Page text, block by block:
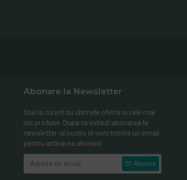
Abonare la Newsletter
Stai la curent cu ultimele oferte si cele mai
noi produse. Dupa ce initiezi abonarea la
newsletter-ul nostru iti vom trimite un email
pentru activarea abonarii.
Abonare